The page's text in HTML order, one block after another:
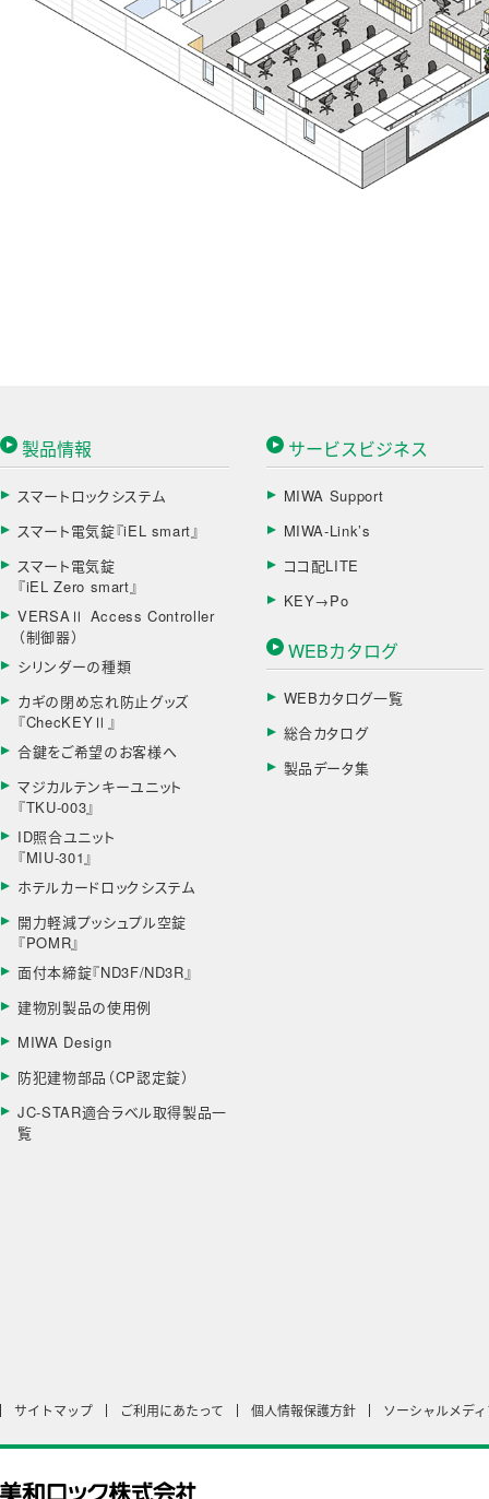
製品情報
スマートロックシステム
スマート電気錠『iEL smart』
スマート電気錠
『iEL Zero smart』
VERSAⅡ Access Controller
（制御器）
シリンダーの種類
カギの閉め忘れ防止グッズ
『ChecKEYⅡ』
合鍵をご希望のお客様へ
マジカルテンキーユニット
『TKU-003』
ID照合ユニット
『MIU-301』
ホテルカードロックシステム
開力軽減プッシュプル空錠
『POMR』
面付本締錠『ND3F/ND3R』
建物別製品の使用例
MIWA Design
防犯建物部品（CP認定錠）
JC-STAR適合ラベル取得製品一
覧
サービスビジネス
MIWA Support
MIWA-Link’s
ココ配LITE
KEY→Po
WEBカタログ
WEBカタログ一覧
総合カタログ
製品データ集
サイトマップ ご利用にあたって 個人情報保護方針 ソーシャルメデ